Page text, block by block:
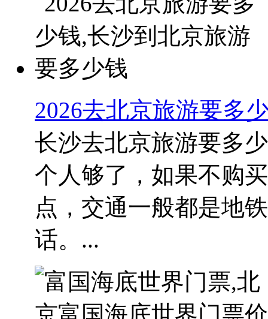
2026去北京旅游要多
长沙去北京旅游要多
个人够了，如果不购
点，交通一般都是地
话。...